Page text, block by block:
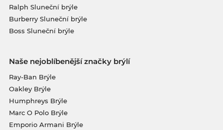
Ralph Sluneční brýle
Burberry Sluneční brýle
Boss Sluneční brýle
Naše nejoblíbenější značky brýlí
Ray-Ban Brýle
Oakley Brýle
Humphreys Brýle
Marc O Polo Brýle
Emporio Armani Brýle